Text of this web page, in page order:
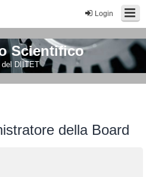
Login
Scientifico
del DIITET
della Board